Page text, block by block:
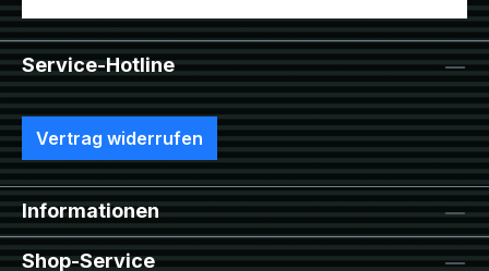
Service-Hotline
Vertrag widerrufen
Informationen
Shop-Service